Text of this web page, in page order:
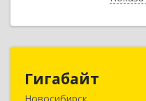
Гигабайт
Новосибирск